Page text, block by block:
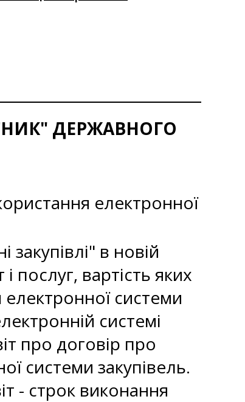
ДЕРЖАВНОГО
електронної
в новій
і послуг, вартість яких
системи
системі
про договір про
системи закупівель.
- строк виконання